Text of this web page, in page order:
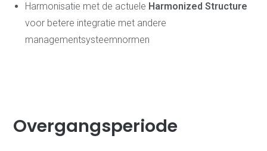
Systeem certificatie
NEN-EN-ISO/IEC 17065 -
Productcertificatie
Schemabeheer
Managementsysteem,
Documentenbeheer met
ManualMaster
Branches
Harmonisatie met de actuele Harmonized Structure
voor betere integratie met andere
managementsysteemnormen
Overgangsperiode